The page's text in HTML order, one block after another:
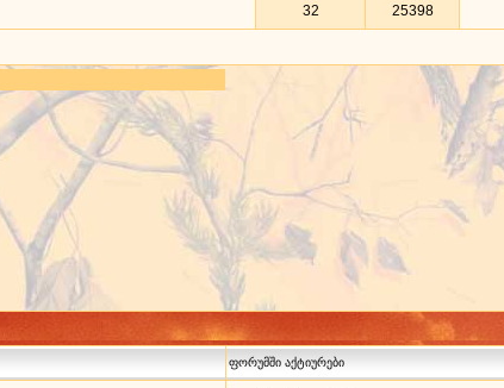
32 25398
ფორუმში აქტიურები